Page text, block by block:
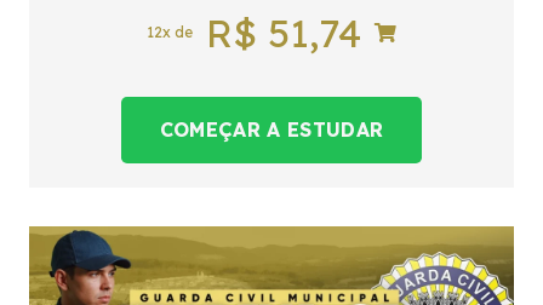
12x de R$ 51,74
COMEÇAR A ESTUDAR